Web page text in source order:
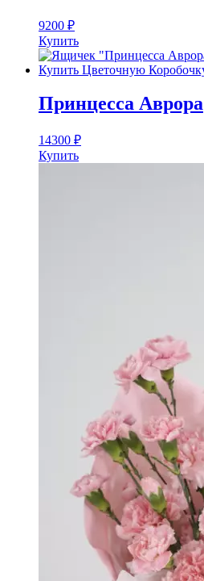
9200 ₽
Купить
Принцесса Аврора
14300 ₽
Купить